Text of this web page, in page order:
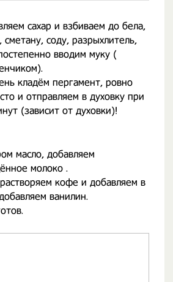
сахар и взбиваем до бела,
сметану, соду, разрыхлитель,
вводим муку (
кладём пергамент, ровно
и отправляем в духовку при
(зависит от духовки)!
масло, добавляем
молоко .
кофе и добавляем в
ванилин.